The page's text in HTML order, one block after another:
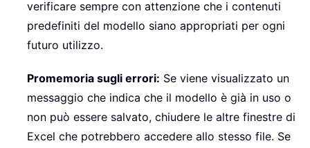
verificare sempre con attenzione che i contenuti
predefiniti del modello siano appropriati per ogni
futuro utilizzo.
Promemoria sugli errori: Se viene visualizzato un
messaggio che indica che il modello è già in uso o
non può essere salvato, chiudere le altre finestre di
Excel che potrebbero accedere allo stesso file. Se